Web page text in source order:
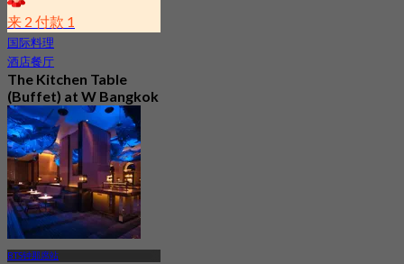
来 2 付款 1
国际料理
酒店餐厅
The Kitchen Table
(Buffet) at W Bangkok
Hotel
4.8
14.7K 已预订
起
฿ 460
BTS钟那席站